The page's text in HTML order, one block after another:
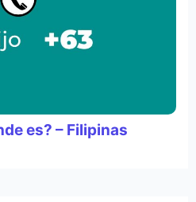
es? – Filipinas